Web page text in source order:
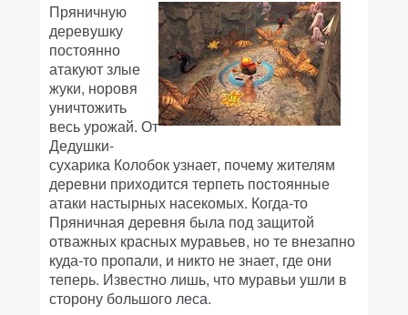
Пряничную
деревушку
постоянно
атакуют злые
жуки, норовя
уничтожить
весь урожай. От
Дедушки-
сухарика Колобок узнает, почему жителям
деревни приходится терпеть постоянные
атаки настырных насекомых. Когда-то
Пряничная деревня была под защитой
отважных красных муравьев, но те внезапно
куда-то пропали, и никто не знает, где они
теперь. Известно лишь, что муравьи ушли в
сторону большого леса.